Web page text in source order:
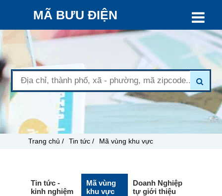
MÃ BƯU ĐIỆN
Trang chủ / Tin tức / Mã vùng khu vực
Tin tức -
kinh nghiệm
Mã vùng
khu vực
Doanh Nghiệp
tự giới thiệu